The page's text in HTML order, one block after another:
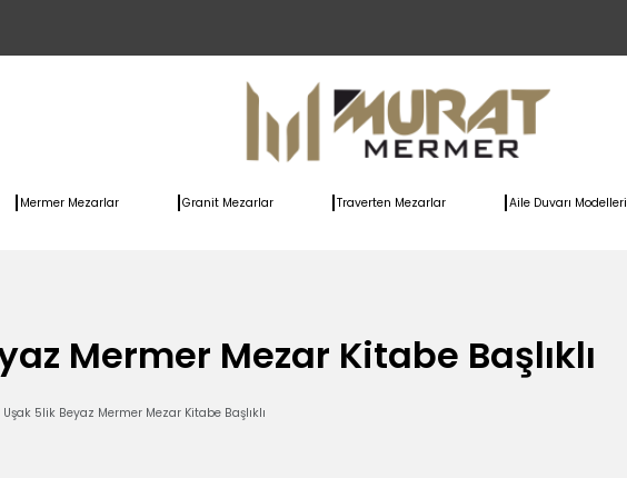
Mermer Mezarlar Granit Mezarlar Traverten Mezarlar Aile Duvarı Modelleri
Mermer Mezar Kitabe Başlıklı
Uşak 5lik Beyaz Mermer Mezar Kitabe Başlıklı